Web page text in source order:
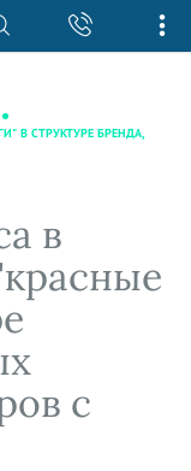
В СТРУКТУРЕ БРЕНДА,
в
с